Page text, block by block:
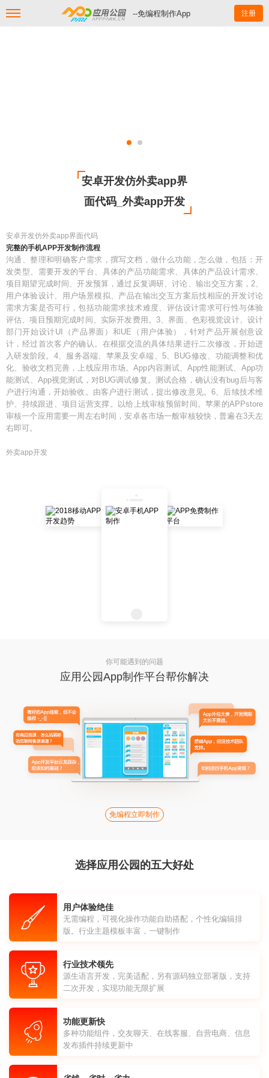
--免编程制作App 注册
安卓开发仿外卖app界
面代码_外卖app开发
安卓开发仿外卖app界面代码
完整的手机APP开发制作流程
沟通、整理和明确客户需求，撰写文档，做什么功能，怎么做，包括：开
发类型、需要开发的平台、具体的产品功能需求、具体的产品设计需求、
项目期望完成时间、开发预算，通过反复调研、讨论、输出交互方案，2、
用户体验设计、用户场景模拟、产品在输出交互方案后找相应的开发讨论
需求方案是否可行，包括功能需求技术难度、评估设计需求可行性与体验
评估、项目预期完成时间、实际开发费用。3、界面、色彩视觉设计、设计
部门开始设计UI（产品界面）和UE（用户体验），针对产品开展创意设
计，经过首次客户的确认。在根据交流的具体结果进行二次修改，开始进
入研发阶段。4、服务器端、苹果及安卓端、5、BUG修改、功能调整和优
化、验收文档完善，上线应用市场。App内容测试、App性能测试、App功
能测试、App视觉测试，对BUG调试修复。测试合格，确认没有bug后与客
户进行沟通，开始验收。由客户进行测试，提出修改意见。6、后续技术维
护、持续跟进、项目运营支撑。以给上线审核预留时间。苹果的APPstore
审核一个应用需要一周左右时间，安卓各市场一般审核较快，普遍在3天左
右即可。
外卖app开发
你可能遇到的问题
应用公园App制作平台帮你解决
免编程立即制作
选择应用公园的五大好处
用户体验绝佳
无需编程，可视化操作功能自助搭配，个性化编辑排
版。行业主题模板丰富，一键制作
行业技术领先
源生语言开发，完美适配，另有源码独立部署版，支持
二次开发，实现功能无限扩展
功能更新快
多种功能组件，交友聊天、在线客服、自营电商、信息
发布插件持续更新中